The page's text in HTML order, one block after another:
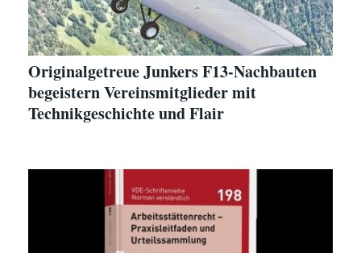
Originalgetreue Junkers F13-Nachbauten
begeistern Vereinsmitglieder mit
Technikgeschichte und Flair